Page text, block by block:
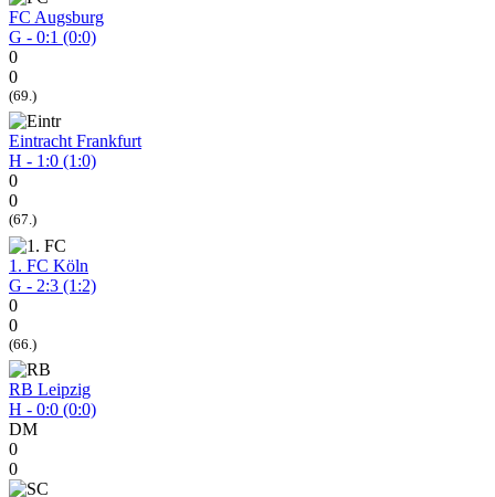
FC Augsburg
G - 0:1 (0:0)
0
0
(69.)
Eintracht Frankfurt
H - 1:0 (1:0)
0
0
(67.)
1. FC Köln
G - 2:3 (1:2)
0
0
(66.)
RB Leipzig
H - 0:0 (0:0)
DM
0
0